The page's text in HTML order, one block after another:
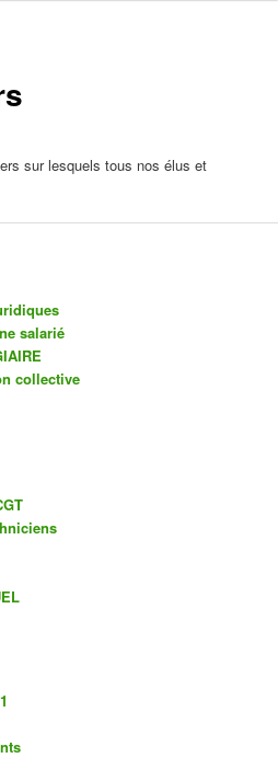
sur lesquels tous nos élus et
salarié
collective